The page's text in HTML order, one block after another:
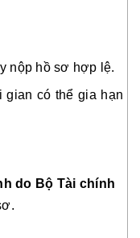
nộp hồ sơ hợp lệ.
gian có thể gia hạn
do Bộ Tài chính